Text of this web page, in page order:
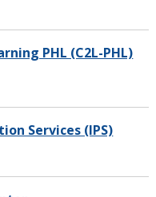
PHL (C2L-PHL)
Services (IPS)